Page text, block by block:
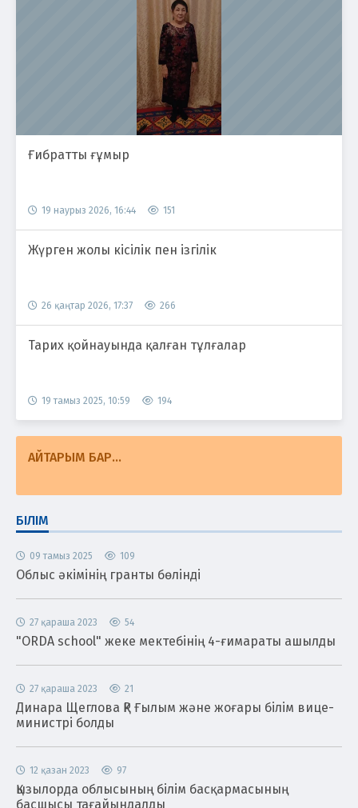
Ғибратты ғұмыр
19 наурыз 2026, 16:44 151
Жүрген жолы кісілік пен ізгілік
26 қаңтар 2026, 17:37 266
Тарих қойнауында қалған тұлғалар
19 тамыз 2025, 10:59 194
АЙТАРЫМ БАР...
БІЛІМ
09 тамыз 2025 109
Облыс әкімінің гранты бөлінді
27 қараша 2023 54
"ORDA school" жеке мектебінің 4-ғимараты ашылды
27 қараша 2023 21
Динара Щеглова ҚР Ғылым және жоғары білім вице-
министрі болды
12 қазан 2023 97
Қызылорда облысының білім басқармасының
басшысы тағайындалды